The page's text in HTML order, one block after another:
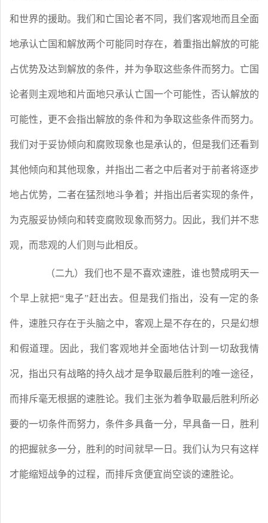
和世界的援助。我们和亡国论者不同，我们客观地而且全面
地承认亡国和解放两个可能同时存在，着重指出解放的可能
占优势及达到解放的条件，并为争取这些条件而努力。亡国
论者则主观地和片面地只承认亡国一个可能性，否认解放的
可能性，更不会指出解放的条件和为争取这些条件而努力。
我们对于妥协倾向和腐败现象也是承认的，但是我们还看到
其他倾向和其他现象，并指出二者之中后者对于前者将逐步
地占优势，二者在猛烈地斗争着；并指出后者实现的条件，
为克服妥协倾向和转变腐败现象而努力。因此，我们并不悲
观，而悲观的人们则与此相反。
（二九）我们也不是不喜欢速胜，谁也赞成明天一
个早上就把“鬼子”赶出去。但是我们指出，没有一定的条
件，速胜只存在于头脑之中，客观上是不存在的，只是幻想
和假道理。因此，我们客观地并全面地估计到一切敌我情
况，指出只有战略的持久战才是争取最后胜利的唯一途径，
而排斥毫无根据的速胜论。我们主张为着争取最后胜利所必
要的一切条件而努力，条件多具备一分，早具备一日，胜利
的把握就多一分，胜利的时间就早一日。我们认为只有这样
才能缩短战争的过程，而排斥贪便宜尚空谈的速胜论。